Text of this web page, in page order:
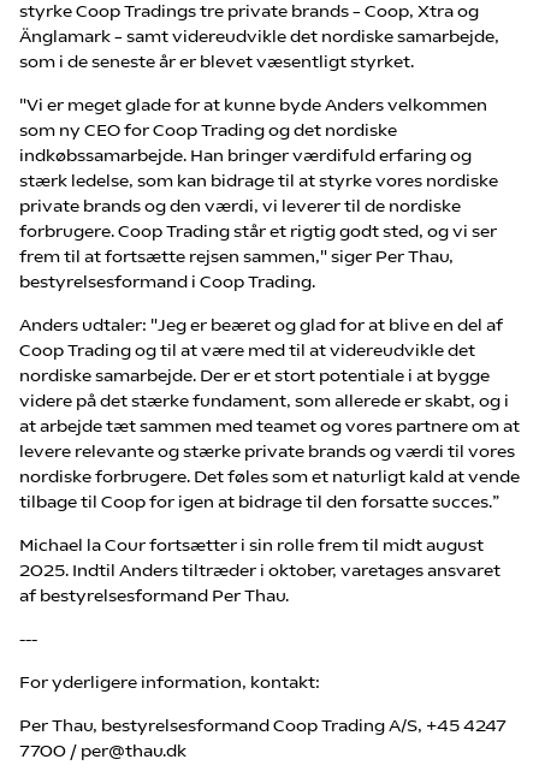
styrke Coop Tradings tre private brands – Coop, Xtra og
Änglamark – samt videreudvikle det nordiske samarbejde,
som i de seneste år er blevet væsentligt styrket.
"Vi er meget glade for at kunne byde Anders velkommen
som ny CEO for Coop Trading og det nordiske
indkøbssamarbejde. Han bringer værdifuld erfaring og
stærk ledelse, som kan bidrage til at styrke vores nordiske
private brands og den værdi, vi leverer til de nordiske
forbrugere. Coop Trading står et rigtig godt sted, og vi ser
frem til at fortsætte rejsen sammen," siger Per Thau,
bestyrelsesformand i Coop Trading.
Anders udtaler: "Jeg er beæret og glad for at blive en del af
Coop Trading og til at være med til at videreudvikle det
nordiske samarbejde. Der er et stort potentiale i at bygge
videre på det stærke fundament, som allerede er skabt, og i
at arbejde tæt sammen med teamet og vores partnere om at
levere relevante og stærke private brands og værdi til vores
nordiske forbrugere. Det føles som et naturligt kald at vende
tilbage til Coop for igen at bidrage til den forsatte succes.”
Michael la Cour fortsætter i sin rolle frem til midt august
2025. Indtil Anders tiltræder i oktober, varetages ansvaret
af bestyrelsesformand Per Thau.
---
For yderligere information, kontakt:
Per Thau, bestyrelsesformand Coop Trading A/S, +45 4247
7700 / per@thau.dk